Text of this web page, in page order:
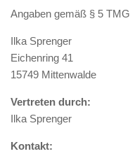
Angaben gemäß § 5 TMG
Ilka Sprenger
Eichenring 41
15749 Mittenwalde
Vertreten durch:
Ilka Sprenger
Kontakt: